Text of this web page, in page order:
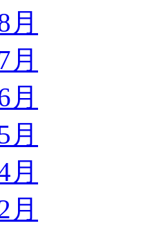
月
月
月
月
月
月